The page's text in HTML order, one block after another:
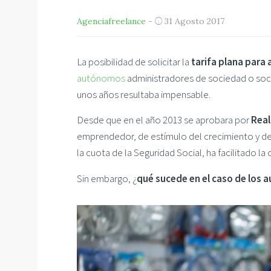
Agenciafreelance - 31 Agosto 2017
La posibilidad de solicitar la tarifa plana para
autónomosadministradores de sociedad o
unos años resultaba impensable.
Desde que en el año 2013 se aprobara por
emprendedor, de estímulo del crecimiento y
la cuota de la Seguridad Social, ha facilitado
Sin embargo, ¿qué sucede en el caso de los